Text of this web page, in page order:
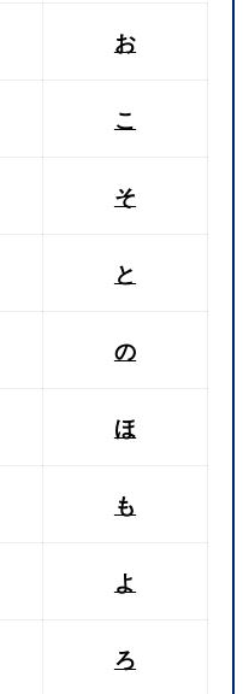
お
こ
そ
と
の
ほ
も
よ
ろ